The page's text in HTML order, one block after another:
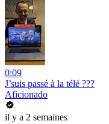
0:09
J’suis passé à la télé ???
Aficionado
il y a 2 semaines